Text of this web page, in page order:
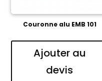
Couronne alu EMB 101
Ajouter au
devis